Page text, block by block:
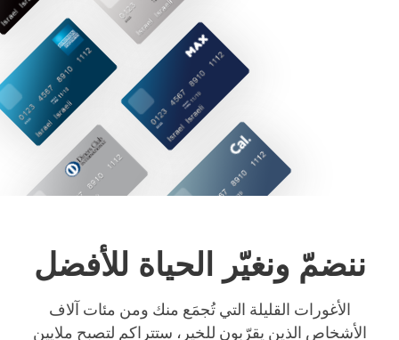
ننضمّ ونغيّر الحياة للأفضل
الأغورات القليلة التي تُجمَع منك ومن مئات آلاف
الأشخاص الذين يقرّبون للخير، ستتراكم لتصبح ملايين